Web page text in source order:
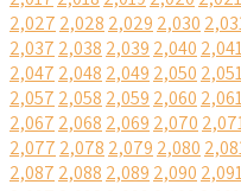
2,027 2,028 2,029 2,030
2,037 2,038 2,039 2,040
2,047 2,048 2,049 2,050
2,057 2,058 2,059 2,060
2,067 2,068 2,069 2,070
2,077 2,078 2,079 2,080
2,087 2,088 2,089 2,090